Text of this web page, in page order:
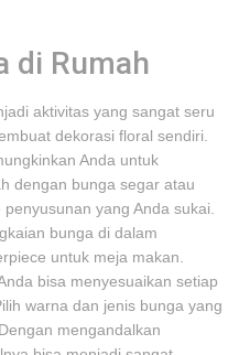
di Rumah
aktivitas yang sangat seru
dekorasi floral sendiri.
Anda untuk
dengan bunga segar atau
yang Anda sukai.
bunga di dalam
untuk meja makan.
bisa menyesuaikan setiap
warna dan jenis bunga yang
mengandalkan